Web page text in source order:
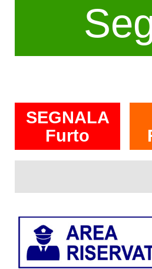
SEGNALA
Furto